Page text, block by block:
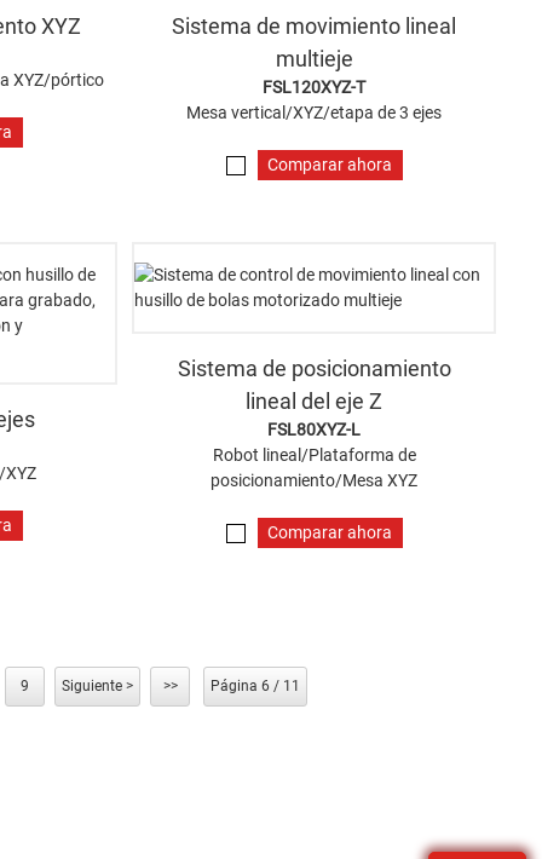
XYZ
XYZ/pórtico
Sistema de movimiento lineal
multieje
FSL120XYZ-T
Mesa vertical/XYZ/etapa de 3 ejes
Comparar ahora
XYZ
Sistema de posicionamiento
lineal del eje Z
FSL80XYZ-L
Robot lineal/Plataforma de
posicionamiento/Mesa XYZ
Comparar ahora
9 Siguiente > >> Página 6 / 11